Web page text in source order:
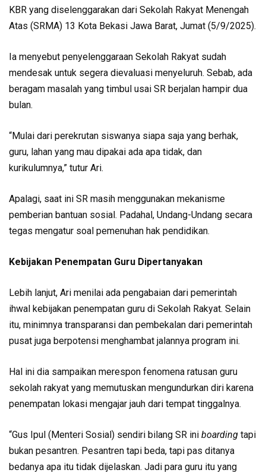
KBR yang diselenggarakan dari Sekolah Rakyat Menengah
Atas (SRMA) 13 Kota Bekasi Jawa Barat, Jumat (5/9/2025).
Ia menyebut penyelenggaraan Sekolah Rakyat sudah
mendesak untuk segera dievaluasi menyeluruh. Sebab, ada
beragam masalah yang timbul usai SR berjalan hampir dua
bulan.
“Mulai dari perekrutan siswanya siapa saja yang berhak,
guru, lahan yang mau dipakai ada apa tidak, dan
kurikulumnya,” tutur Ari.
Apalagi, saat ini SR masih menggunakan mekanisme
pemberian bantuan sosial. Padahal, Undang-Undang secara
tegas mengatur soal pemenuhan hak pendidikan.
Kebijakan Penempatan Guru Dipertanyakan
Lebih lanjut, Ari menilai ada pengabaian dari pemerintah
ihwal kebijakan penempatan guru di Sekolah Rakyat. Selain
itu, minimnya transparansi dan pembekalan dari pemerintah
pusat juga berpotensi menghambat jalannya program ini.
Hal ini dia sampaikan merespon fenomena ratusan guru
sekolah rakyat yang memutuskan mengundurkan diri karena
penempatan lokasi mengajar jauh dari tempat tinggalnya.
“Gus Ipul (Menteri Sosial) sendiri bilang SR ini boarding tapi
bukan pesantren. Pesantren tapi beda, tapi pas ditanya
bedanya apa itu tidak dijelaskan. Jadi para guru itu yang